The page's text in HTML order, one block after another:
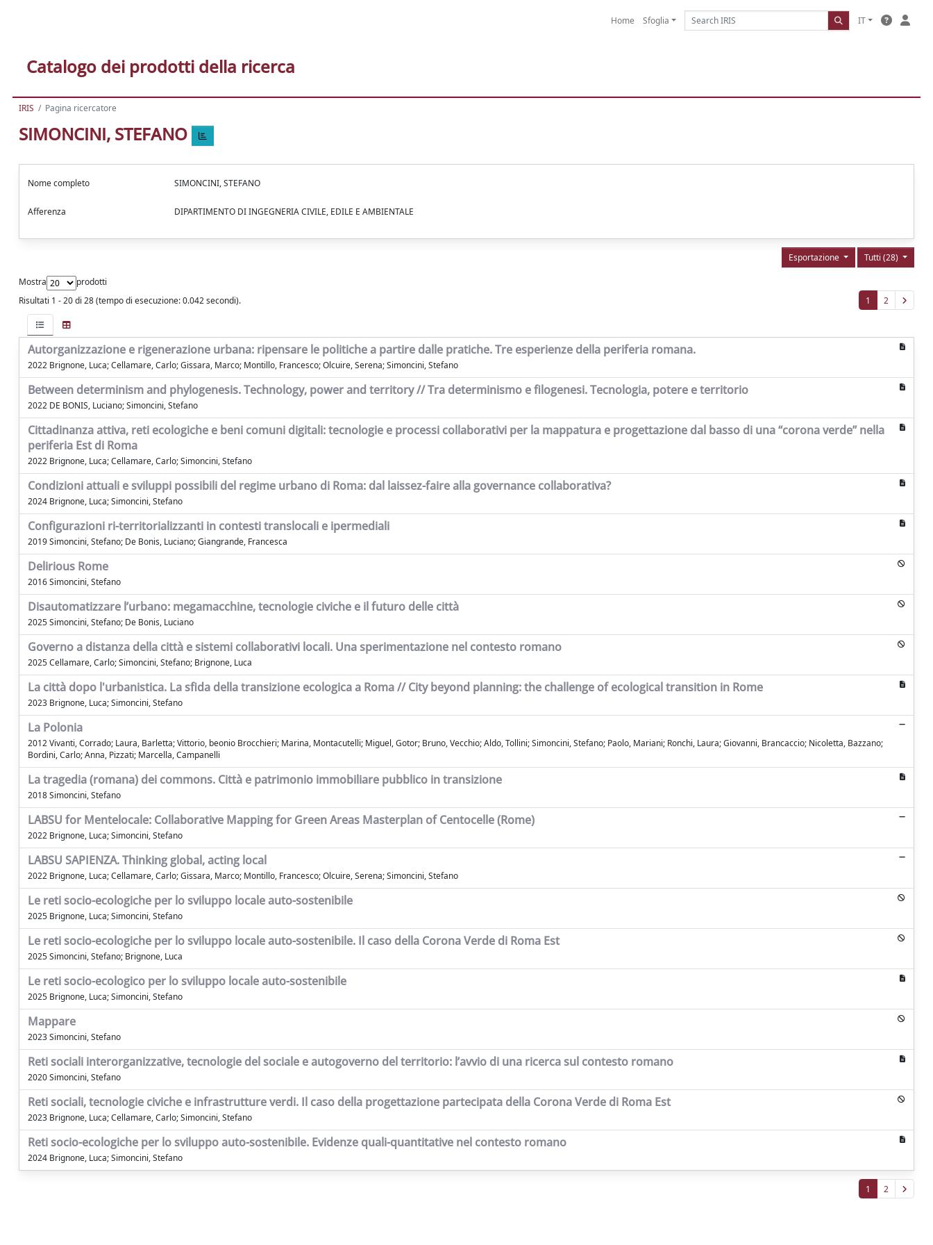
Home Sfoglia IT
Catalogo dei prodotti della ricerca
IRIS Pagina ricercatore
SIMONCINI, STEFANO
Nome completo SIMONCINI, STEFANO
Afferenza DIPARTIMENTO DI INGEGNERIA CIVILE, EDILE E AMBIENTALE
Tutti (28)
Esportazione
Mostra
prodotti
Risultati 1 - 20 di 28 (tempo di esecuzione: 0.042 secondi).
1 2
Autorganizzazione e rigenerazione urbana: ripensare le politiche a partire dalle pratiche. Tre esperienze della periferia romana.
2022 Brignone, Luca; Cellamare, Carlo; Gissara, Marco; Montillo, Francesco; Olcuire, Serena; Simoncini, Stefano
Between determinism and phylogenesis. Technology, power and territory // Tra determinismo e filogenesi. Tecnologia, potere e territorio
2022 DE BONIS, Luciano; Simoncini, Stefano
Cittadinanza attiva, reti ecologiche e beni comuni digitali: tecnologie e processi collaborativi per la mappatura e progettazione dal basso di una “corona verde” nella
periferia Est di Roma
2022 Brignone, Luca; Cellamare, Carlo; Simoncini, Stefano
Condizioni attuali e sviluppi possibili del regime urbano di Roma: dal laissez-faire alla governance collaborativa?
2024 Brignone, Luca; Simoncini, Stefano
Configurazioni ri-territorializzanti in contesti translocali e ipermediali
2019 Simoncini, Stefano; De Bonis, Luciano; Giangrande, Francesca
Delirious Rome
2016 Simoncini, Stefano
Disautomatizzare l’urbano: megamacchine, tecnologie civiche e il futuro delle città
2025 Simoncini, Stefano; De Bonis, Luciano
Governo a distanza della città e sistemi collaborativi locali. Una sperimentazione nel contesto romano
2025 Cellamare, Carlo; Simoncini, Stefano; Brignone, Luca
La città dopo l'urbanistica. La sfida della transizione ecologica a Roma // City beyond planning: the challenge of ecological transition in Rome
2023 Brignone, Luca; Simoncini, Stefano
La Polonia
2012 Vivanti, Corrado; Laura, Barletta; Vittorio, beonio Brocchieri; Marina, Montacutelli; Miguel, Gotor; Bruno, Vecchio; Aldo, Tollini; Simoncini, Stefano; Paolo, Mariani; Ronchi, Laura; Giovanni, Brancaccio; Nicoletta, Bazzano;
Bordini, Carlo; Anna, Pizzati; Marcella, Campanelli
La tragedia (romana) dei commons. Città e patrimonio immobiliare pubblico in transizione
2018 Simoncini, Stefano
LABSU for Mentelocale: Collaborative Mapping for Green Areas Masterplan of Centocelle (Rome)
2022 Brignone, Luca; Simoncini, Stefano
LABSU SAPIENZA. Thinking global, acting local
2022 Brignone, Luca; Cellamare, Carlo; Gissara, Marco; Montillo, Francesco; Olcuire, Serena; Simoncini, Stefano
Le reti socio-ecologiche per lo sviluppo locale auto-sostenibile
2025 Brignone, Luca; Simoncini, Stefano
Le reti socio-ecologiche per lo sviluppo locale auto-sostenibile. Il caso della Corona Verde di Roma Est
2025 Simoncini, Stefano; Brignone, Luca
Le reti socio-ecologico per lo sviluppo locale auto-sostenibile
2025 Brignone, Luca; Simoncini, Stefano
Mappare
2023 Simoncini, Stefano
Reti sociali interorganizzative, tecnologie del sociale e autogoverno del territorio: l’avvio di una ricerca sul contesto romano
2020 Simoncini, Stefano
Reti sociali, tecnologie civiche e infrastrutture verdi. Il caso della progettazione partecipata della Corona Verde di Roma Est
2023 Brignone, Luca; Cellamare, Carlo; Simoncini, Stefano
Reti socio-ecologiche per lo sviluppo auto-sostenibile. Evidenze quali-quantitative nel contesto romano
2024 Brignone, Luca; Simoncini, Stefano
1 2